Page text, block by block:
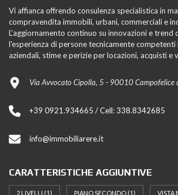
Vi affianca offrendo consulenza specialistica in
compravendita immobili, urbani, commerciali e
L'aggiornamento continuo su innovazioni e trend
l'esperienza di persone tecnicamente
aziendali, stime e perizie per locazioni, acquisti e
Via Avvocato Cipolla, 5 - 90010 Campofelice
+39 0921.934665 / Cell: 338.8342685
info@immobiliarere.it
CARATTERISTICHE AGGIUNTIVE
2 LIVELLI (1) PIANO SECONDO (1) VISTA